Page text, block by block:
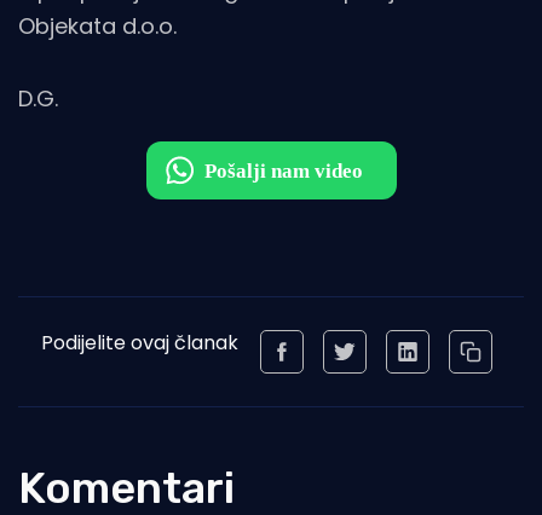
Objekata d.o.o.
D.G.
Podijelite ovaj članak
Komentari